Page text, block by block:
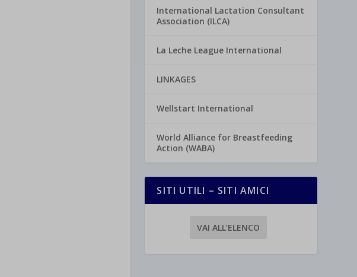
International Lactation Consultant
Association (ILCA)
La Leche League International
LINKAGES
Wellstart International
World Alliance for Breastfeeding
Action (WABA)
SITI UTILI – SITI AMICI
VAI ALL’ELENCO